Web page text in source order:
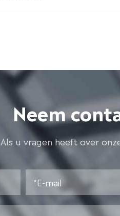
Neem
Als u vragen heeft over